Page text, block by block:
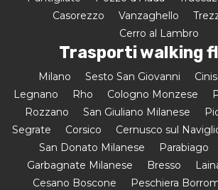
Casorezzo
Vanzaghello
Cerro al Lambro
Trasporti walking
Milano Sesto San Giovanni
Legnano
Rho Cologno Monzese
Rozzano
San Giuliano Milanese
Segrate
Corsico Cernusco sul
San Donato Milanese
Parabiago
Garbagnate Milanese
Bresso
Cesano Boscone
Peschiera